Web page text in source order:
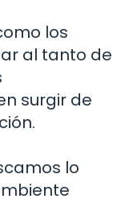
los
al tanto de
surgir de
lo